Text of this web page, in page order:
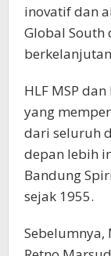
inovatif dan
Global South
HLF MSP
yang
dari seluruh
depan lebih
Bandung
sejak 1955.
Sebelumnya,